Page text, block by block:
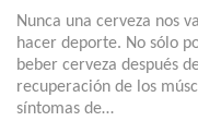
Nunca una cerveza nos
hacer deporte. No sólo
beber cerveza después
recuperación de los
síntomas de…